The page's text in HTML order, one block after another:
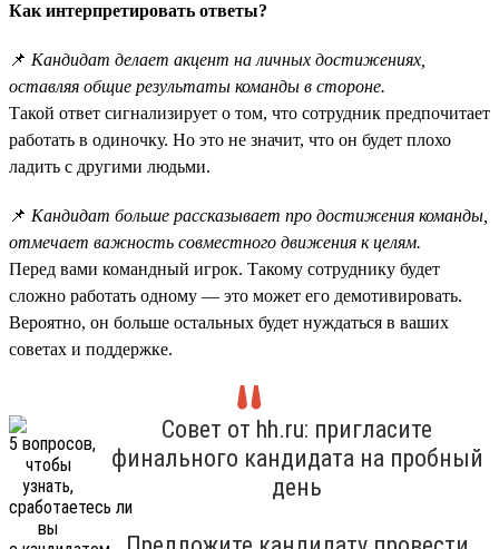
Как интерпретировать ответы?
📌 Кандидат делает акцент на личных достижениях,
оставляя общие результаты команды в стороне.
Такой ответ сигнализирует о том, что сотрудник предпочитает
работать в одиночку. Но это не значит, что он будет плохо
ладить с другими людьми.
📌 Кандидат больше рассказывает про достижения команды,
отмечает важность совместного движения к целям.
Перед вами командный игрок. Такому сотруднику будет
сложно работать одному — это может его демотивировать.
Вероятно, он больше остальных будет нуждаться в ваших
советах и поддержке.
Совет от hh.ru: пригласите
финального кандидата на пробный
день